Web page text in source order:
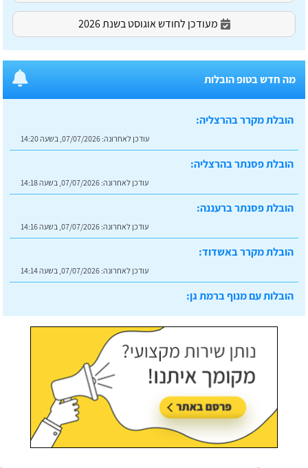
מעודכן לחודש אוגוסט בשנת 2026
מה חדש בטופ הובלות
הובלת מקרר בהרצליה:
עודכן לאחרונה: 07/07/2026, בשעה 14:20
הובלת פסנתר בהרצליה:
עודכן לאחרונה: 07/07/2026, בשעה 14:18
הובלת פסנתר ברעננה:
עודכן לאחרונה: 07/07/2026, בשעה 14:16
הובלת מקרר באשדוד:
עודכן לאחרונה: 07/07/2026, בשעה 14:14
הובלות עם מנוף ברמת גן:
עודכן לאחרונה:07/07/2026, בשעה 14:23